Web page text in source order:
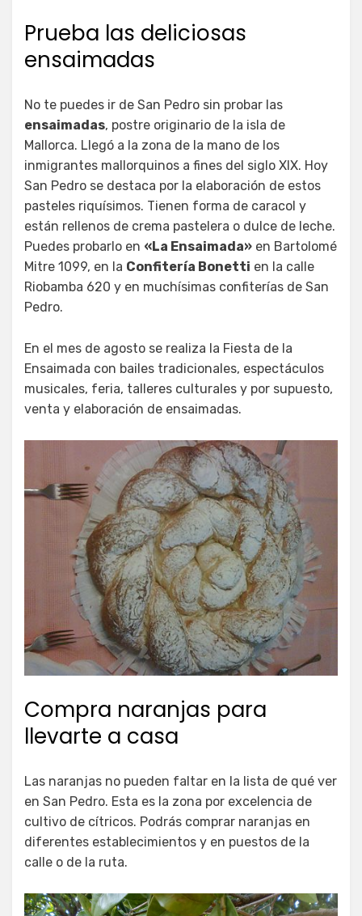
Prueba las deliciosas
ensaimadas
No te puedes ir de San Pedro sin probar las
ensaimadas, postre originario de la isla de
Mallorca. Llegó a la zona de la mano de los
inmigrantes mallorquinos a fines del siglo XIX. Hoy
San Pedro se destaca por la elaboración de estos
pasteles riquísimos. Tienen forma de caracol y
están rellenos de crema pastelera o dulce de leche.
Puedes probarlo en «La Ensaimada» en Bartolomé
Mitre 1099, en la Confitería Bonetti en la calle
Riobamba 620 y en muchísimas confiterías de San
Pedro.
En el mes de agosto se realiza la Fiesta de la
Ensaimada con bailes tradicionales, espectáculos
musicales, feria, talleres culturales y por supuesto,
venta y elaboración de ensaimadas.
Compra naranjas para
llevarte a casa
Las naranjas no pueden faltar en la lista de qué ver
en San Pedro. Esta es la zona por excelencia de
cultivo de cítricos. Podrás comprar naranjas en
diferentes establecimientos y en puestos de la
calle o de la ruta.